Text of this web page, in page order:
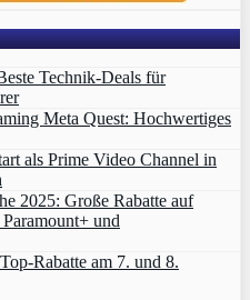
Technik-Deals für
Meta Quest: Hochwertiges
als Prime Video Channel in
2025: Große Rabatte auf
und
Rabatte am 7. und 8.